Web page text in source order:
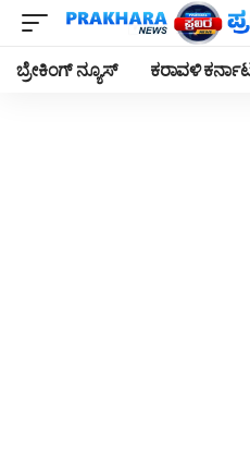
ಬ್ರೇಕಿಂಗ್ ನ್ಯೂಸ್ ಕರಾವಳಿ